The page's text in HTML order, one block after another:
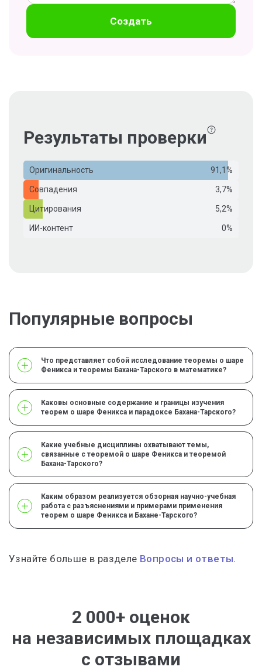
Создать
Результаты проверки
Оригинальность 91,1%
Совпадения 3,7%
Цитирования 5,2%
ИИ-контент 0%
Популярные вопросы
Что представляет собой исследование теоремы о шаре
Феникса и теоремы Бахана-Тарского в математике?
Каковы основные содержание и границы изучения
теорем о шаре Феникса и парадоксе Бахана-Тарского?
Какие учебные дисциплины охватывают темы,
связанные с теоремой о шаре Феникса и теоремой
Бахана-Тарского?
Каким образом реализуется обзорная научно-учебная
работа с разъяснениями и примерами применения
теорем о шаре Феникса и Бахане-Тарского?
Узнайте больше в разделе Вопросы и ответы.
2 000+ оценок
на независимых площадках
с отзывами